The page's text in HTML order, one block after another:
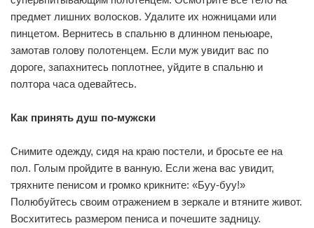
предмет лишних волосков. Удалите их ножницами или
пинцетом. Вернитесь в спальню в длинном пеньюаре,
замотав голову полотенцем. Если муж увидит вас по
дороге, запахнитесь поплотнее, уйдите в спальню и
полтора часа одевайтесь.
Как принять душ по-мужски
Снимите одежду, сидя на краю постели, и бросьте ее на
пол. Голым пройдите в ванную. Если жена вас увидит,
тряхните пенисом и громко крикните: «Буу-буу!»
Полюбуйтесь своим отражением в зеркале и втяните живот.
Восхититесь размером пениса и почешите задницу.